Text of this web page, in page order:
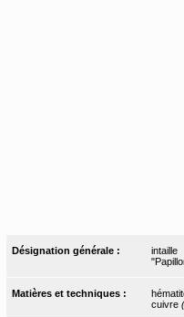
Désignation générale :
intaille
Matières et techniques :
cuivre